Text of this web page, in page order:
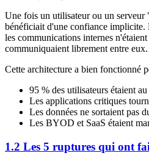
Une fois un utilisateur ou un
bénéficiait d'une confiance implicite.
les communications internes
communiquaient librement entre eux.
Cette architecture a bien fonctionné
95 % des utilisateurs étaient au
Les applications critiques
Les données ne sortaient pas
Les BYOD et SaaS étaient
1.2 Les 5 ruptures qui ont